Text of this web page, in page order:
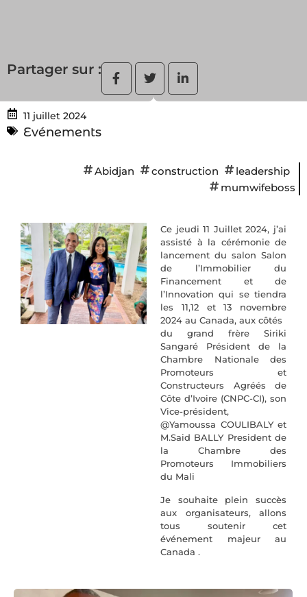
Partager sur :
11 juillet 2024
Evénements
Abidjan construction
leadership
mumwifeboss
Ce jeudi 11 Juillet 2024, j’ai
assisté à la cérémonie de
lancement du salon Salon
de l’Immobilier du
Financement et de
l’Innovation qui se tiendra
les 11,12 et 13 novembre
2024 au Canada, aux côtés
du grand frère Siriki
Sangaré Président de la
Chambre Nationale des
Promoteurs et
Constructeurs Agréés de
Côte d’Ivoire (CNPC-CI), son
Vice-président,
@Yamoussa COULIBALY et
M.Said BALLY President de
la Chambre des
Promoteurs Immobiliers
du Mali
Je souhaite plein succès
aux organisateurs, allons
tous soutenir cet
événement majeur au
Canada .